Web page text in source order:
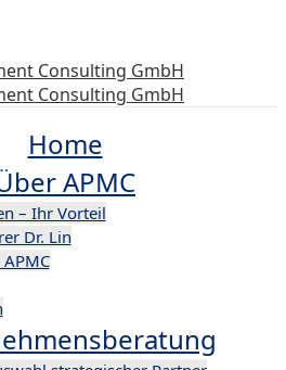
Home
APMC
– Ihr Vorteil
Dr. Lin